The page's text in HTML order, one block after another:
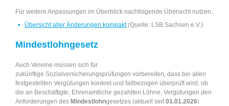
Für weitere Anpassungen im Überblick nachfolgende Übersicht nutzen.
Übersicht aller Änderungen kompakt(Quelle: LSB Sachsen e.V.)
Mindestlohngesetz
Auch Vereine müssen sich für
zukünftige Sozialversicherungsprüfungen vorbereiten, dass bei allen
festgestellten Vergütungen konkret und fallbezogen überprüft wird, ob
die an Beschäftigte, Ehrenamtliche gezahlten Löhne, Vergütungen den
Anforderungen des Mindestlohngesetzes (aktuell seit01.01.2026: